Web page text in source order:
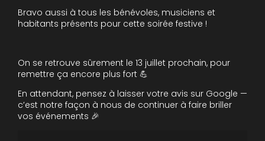
Bravo aussi à tous les bénévoles, musiciens et
habitants présents pour cette soirée festive !
On se retrouve sûrement le 13 juillet prochain, pour
remettre ça encore plus fort 💪
En attendant, pensez à laisser votre avis sur Google —
c’est notre façon à nous de continuer à faire briller
vos événements 🎉